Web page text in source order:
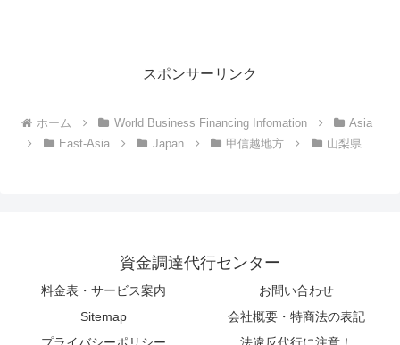
スポンサーリンク
ホーム World Business Financing Infomation
Asia
East-Asia
Japan 甲信越地方 山梨県
資金調達代行センター
料金表・サービス案内
お問い合わせ
Sitemap
会社概要・特商法の表記